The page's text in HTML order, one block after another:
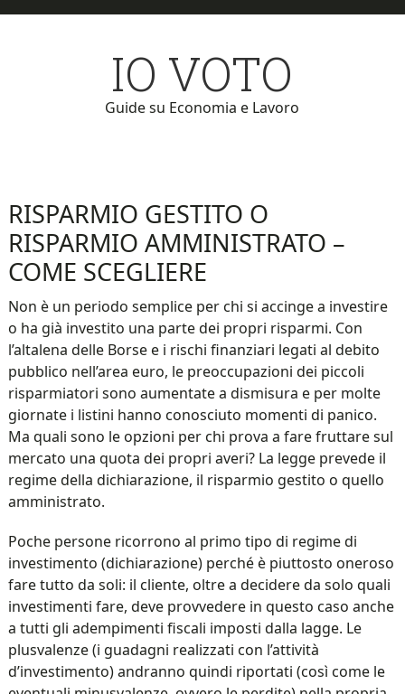
Skip
Skip
IO VOTO
Guide su Economia e Lavoro
RISPARMIO GESTITO O
RISPARMIO AMMINISTRATO –
COME SCEGLIERE
Non è un periodo semplice per chi si accinge a investire
o ha già investito una parte dei propri risparmi. Con
l’altalena delle Borse e i rischi finanziari legati al debito
pubblico nell’area euro, le preoccupazioni dei piccoli
risparmiatori sono aumentate a dismisura e per molte
giornate i listini hanno conosciuto momenti di panico.
Ma quali sono le opzioni per chi prova a fare fruttare sul
mercato una quota dei propri averi? La legge prevede il
regime della dichiarazione, il risparmio gestito o quello
amministrato.
Poche persone ricorrono al primo tipo di regime di
investimento (dichiarazione) perché è piuttosto oneroso
fare tutto da soli: il cliente, oltre a decidere da solo quali
investimenti fare, deve provvedere in questo caso anche
a tutti gli adempimenti fiscali imposti dalla lagge. Le
plusvalenze (i guadagni realizzati con l’attività
d’investimento) andranno quindi riportati (così come le